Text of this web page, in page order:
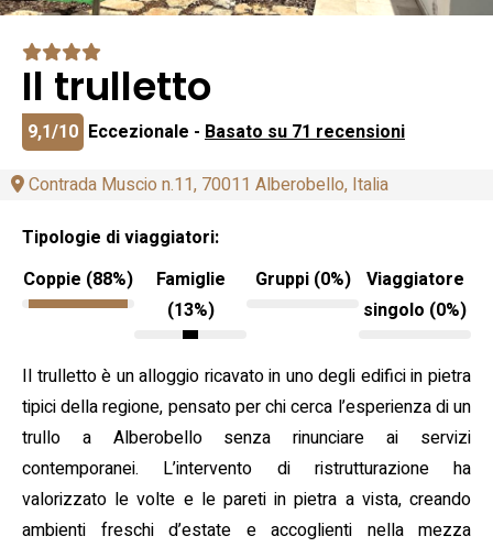
Il trulletto
9,1/10 Eccezionale - Basato su 71 recensioni
Contrada Muscio n.11, 70011 Alberobello, Italia
Tipologie di viaggiatori:
Coppie (88%)
Famiglie
(13%)
Gruppi (0%)
Viaggiatore
singolo (0%)
Il trulletto è un alloggio ricavato in uno degli edifici in pietra
tipici della regione, pensato per chi cerca l’esperienza di un
trullo a Alberobello senza rinunciare ai servizi
contemporanei. L’intervento di ristrutturazione ha
valorizzato le volte e le pareti in pietra a vista, creando
ambienti freschi d’estate e accoglienti nella mezza